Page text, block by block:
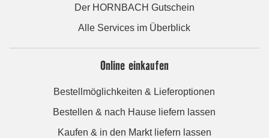
Der HORNBACH Gutschein
Alle Services im Überblick
Online einkaufen
Bestellmöglichkeiten & Lieferoptionen
Bestellen & nach Hause liefern lassen
Kaufen & in den Markt liefern lassen